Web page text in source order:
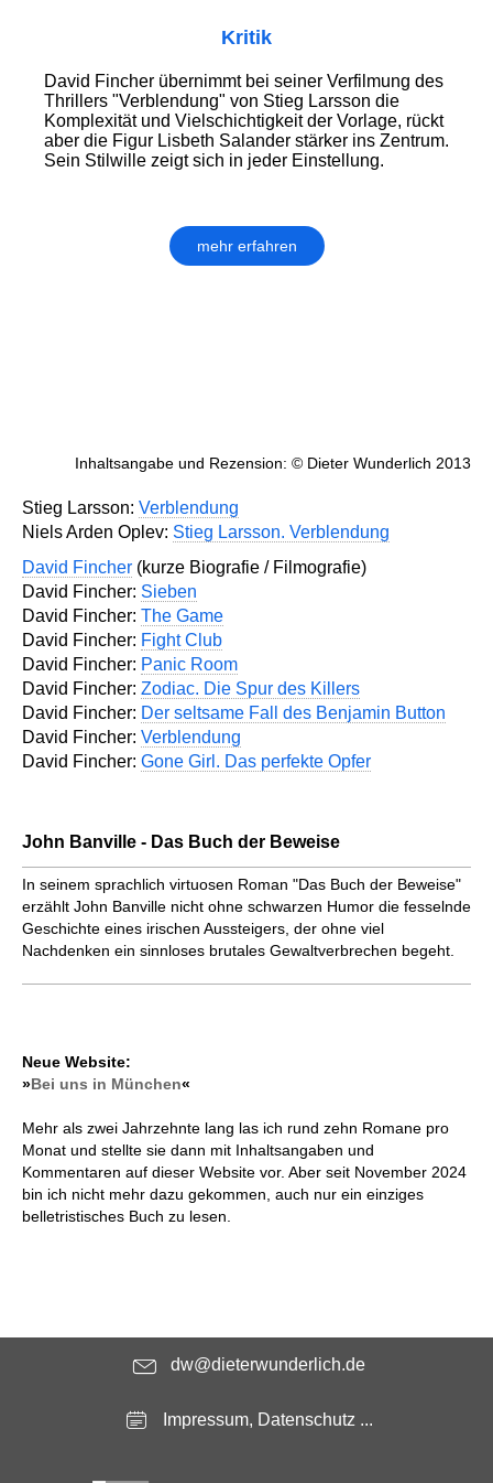
Kritik
David Fincher übernimmt bei seiner Verfilmung des
Thrillers "Verblendung" von Stieg Larsson die
Komplexität und Vielschichtigkeit der Vorlage, rückt
aber die Figur Lisbeth Salander stärker ins Zentrum.
Sein Stilwille zeigt sich in jeder Einstellung.
mehr erfahren
Inhaltsangabe und Rezension: © Dieter Wunderlich 2013
Stieg Larsson: Verblendung
Niels Arden Oplev: Stieg Larsson. Verblendung
David Fincher (kurze Biografie / Filmografie)
David Fincher: Sieben
David Fincher: The Game
David Fincher: Fight Club
David Fincher: Panic Room
David Fincher: Zodiac. Die Spur des Killers
David Fincher: Der seltsame Fall des Benjamin Button
David Fincher: Verblendung
David Fincher: Gone Girl. Das perfekte Opfer
John Banville - Das Buch der Beweise
In seinem sprachlich virtuosen Roman "Das Buch der Beweise"
erzählt John Banville nicht ohne schwarzen Humor die fesselnde
Geschichte eines irischen Aussteigers, der ohne viel
Nachdenken ein sinnloses brutales Gewaltverbrechen begeht.
Neue Website:
»Bei uns in München«
Mehr als zwei Jahrzehnte lang las ich rund zehn Romane pro
Monat und stellte sie dann mit Inhaltsangaben und
Kommentaren auf dieser Website vor. Aber seit November 2024
bin ich nicht mehr dazu gekommen, auch nur ein einziges
belletristisches Buch zu lesen.
dw@dieterwunderlich.de
Impressum, Datenschutz ...